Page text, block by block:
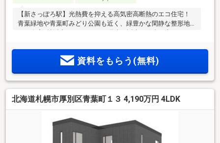
【新さっぽろ駅】光熱費を抑える高気密高断熱のエコ住宅！
青葉緑地や青葉町みどり公園も近く、緑豊かな閑静な整形地
キー、TVモニターホンなど憧れの先進設備が満載。1坪以上の
広々浴室、シャワー付洗面台、温水洗浄便座（トイレ2ヶ所）
器」で毎月のコストも賢く削減。地盤調査済・省エネ対策済
のエコポイント対象住宅で安心も太鼓判！
資料をもらう(無料)
北海道札幌市厚別区青葉町１３ 4,190万円 4LDK